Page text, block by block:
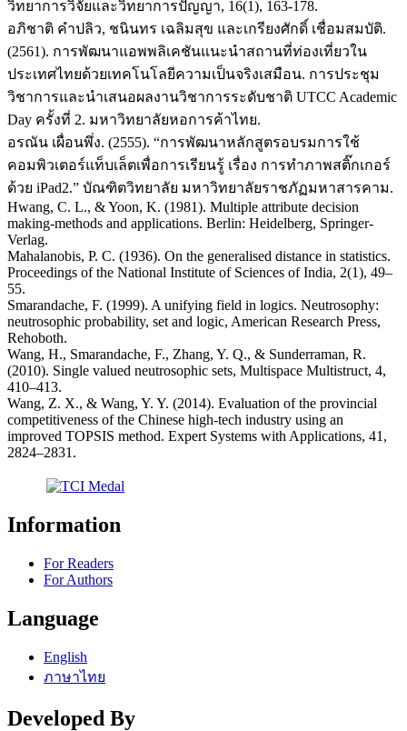
วิทยาการวิจัยและวิทยาการปัญญา, 16(1), 163-178.
อภิชาติ คำปลิว, ชนินทร เฉลิมสุข และเกรียงศักดิ์ เชื่อมสมบัติ.
(2561). การพัฒนาแอพพลิเคชันแนะนำสถานที่ท่องเที่ยวใน
ประเทศไทยด้วยเทคโนโลยีความเป็นจริงเสมือน. การประชุม
วิชาการและนำเสนอผลงานวิชาการระดับชาติ UTCC Academic
Day ครั้งที่ 2. มหาวิทยาลัยหอการค้าไทย.
อรณัน เผื่อนพึ่ง. (2555). “การพัฒนาหลักสูตรอบรมการใช้
คอมพิวเตอร์แท็บเล็ตเพื่อการเรียนรู้ เรื่อง การทำภาพสติ๊กเกอร์
ด้วย iPad2.” บัณฑิตวิทยาลัย มหาวิทยาลัยราชภัฏมหาสารคาม.
Hwang, C. L., & Yoon, K. (1981). Multiple attribute decision
making-methods and applications. Berlin: Heidelberg, Springer-
Verlag.
Mahalanobis, P. C. (1936). On the generalised distance in statistics.
Proceedings of the National Institute of Sciences of India, 2(1), 49–
55.
Smarandache, F. (1999). A unifying field in logics. Neutrosophy:
neutrosophic probability, set and logic, American Research Press,
Rehoboth.
Wang, H., Smarandache, F., Zhang, Y. Q., & Sunderraman, R.
(2010). Single valued neutrosophic sets, Multispace Multistruct, 4,
410–413.
Wang, Z. X., & Wang, Y. Y. (2014). Evaluation of the provincial
competitiveness of the Chinese high-tech industry using an
improved TOPSIS method. Expert Systems with Applications, 41,
2824–2831.
Information
For Readers
For Authors
Language
English
ภาษาไทย
Developed By